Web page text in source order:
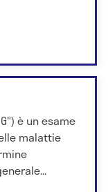
è un esame
malattie